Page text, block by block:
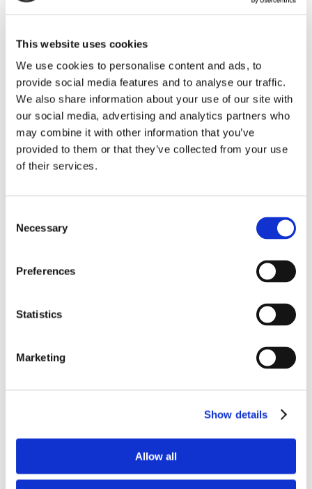
This website uses cookies
We use cookies to personalise content and ads, to
provide social media features and to analyse our traffic.
We also share information about your use of our site with
our social media, advertising and analytics partners who
may combine it with other information that you’ve
provided to them or that they’ve collected from your use
of their services.
Selection
Necessary
Preferences
Statistics
Marketing
Show details
Allow all
Situation
Vie quotidienne
Village le plus proche : (Livadia) , Kissamos 31 km
Ville à proximité : Chania 72 km
Accès
Plage de Rocher :
−
Leaflet|©JawgMaps©OpenStreetMapcontributors